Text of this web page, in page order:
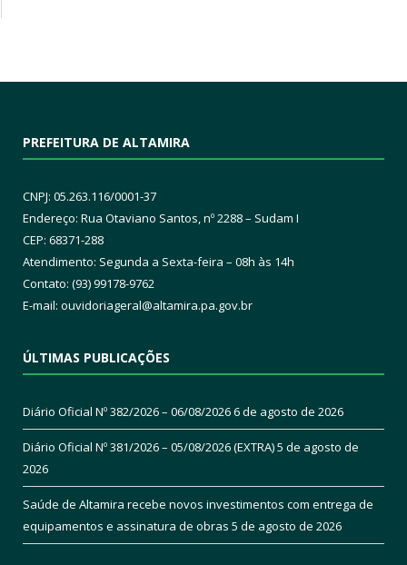
PREFEITURA DE ALTAMIRA
CNPJ: 05.263.116/0001-37
Endereço: Rua Otaviano Santos, nº 2288 – Sudam I
CEP: 68371-288
Atendimento: Segunda a Sexta-feira – 08h às 14h
Contato: (93) 99178-9762
E-mail: ouvidoriageral@altamira.pa.gov.br
ÚLTIMAS PUBLICAÇÕES
Diário Oficial Nº 382/2026 – 06/08/20266 de agosto de 2026
Diário Oficial Nº 381/2026 – 05/08/2026 (EXTRA)5 de agosto de
2026
Saúde de Altamira recebe novos investimentos com entrega de
equipamentos e assinatura de obras 5 de agosto de 2026